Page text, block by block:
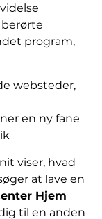
program,
websteder,
en ny fane
viser, hvad
at lave en
Hjem
til en anden